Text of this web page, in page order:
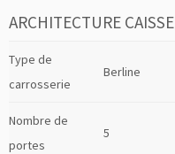
ARCHITECTURE CAISSE
Type de
carrosserie
Berline
Nombre de
portes
5